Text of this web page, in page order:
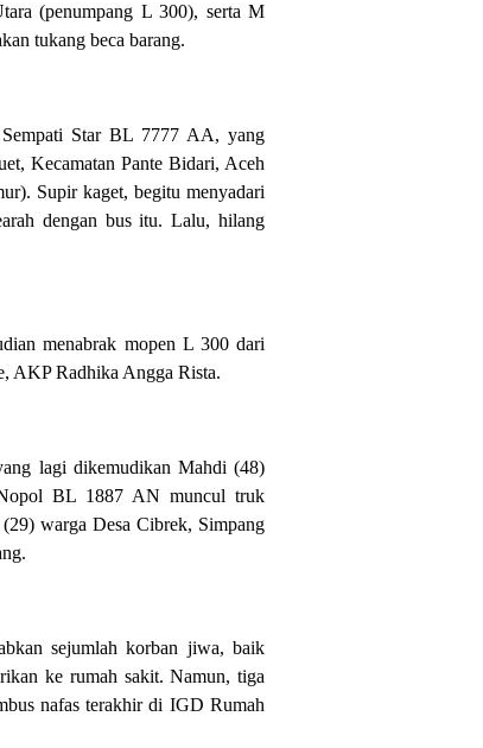
(penumpang L 300), serta M
tukang beca barang.
Star BL 7777 AA, yang
Kecamatan Pante Bidari, Aceh
Supir kaget, begitu menyadari
dengan bus itu. Lalu, hilang
menabrak mopen L 300 dari
AKP Radhika Angga Rista.
lagi dikemudikan Mahdi (48)
BL 1887 AN muncul truk
warga Desa Cibrek, Simpang
sejumlah korban jiwa, baik
ke rumah sakit. Namun, tiga
nafas terakhir di IGD Rumah